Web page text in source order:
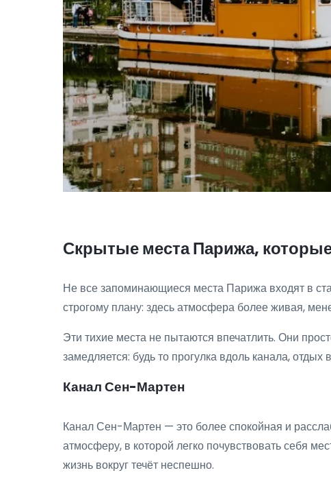
Скрытые места Парижа,
Не все запоминающиеся места Парижа входят в
строгому плану: здесь атмосфера более живая,
Эти тихие места не пытаются впечатлить. Они
замедляется: будь то прогулка вдоль канала,
Канал Сен-Мартен
Канал Сен-Мартен — это более спокойная и
атмосферу, в которой легко почувствовать себя
жизнь вокруг течёт неспешно.